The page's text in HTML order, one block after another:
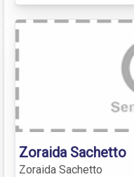
Zoraida Sachetto
Zoraida Sachetto